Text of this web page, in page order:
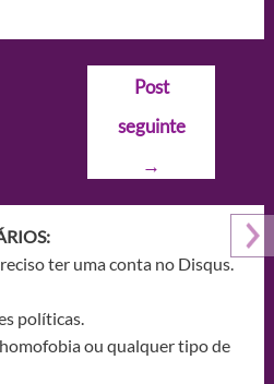
Post
seguinte
→
ter uma conta no Disqus.
políticas.
ou qualquer tipo de